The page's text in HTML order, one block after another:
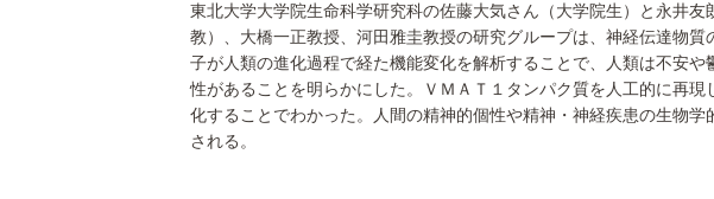
東北大学大学院生命科学研究科の佐藤大気さん（大学院生）と永井
教）、大橋一正教授、河田雅圭教授の研究グループは、神経伝達物
子が人類の進化過程で経た機能変化を解析することで、人類は不安
性があることを明らかにした。ＶＭＡＴ１タンパク質を人工的に再現
化することでわかった。人間の精神的個性や精神・神経疾患の生物
される。